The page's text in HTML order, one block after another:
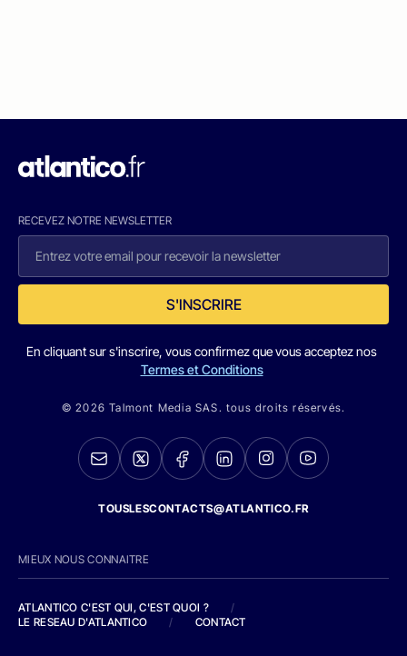
RECEVEZ NOTRE NEWSLETTER
S'INSCRIRE
En cliquant sur s'inscrire, vous confirmez que vous acceptez nos
Termes et Conditions
© 2026 Talmont Media SAS. tous droits réservés.
TOUSLESCONTACTS@ATLANTICO.FR
MIEUX NOUS CONNAITRE
ATLANTICO C'EST QUI, C'EST QUOI ?
/
LE RESEAU D'ATLANTICO
/ CONTACT